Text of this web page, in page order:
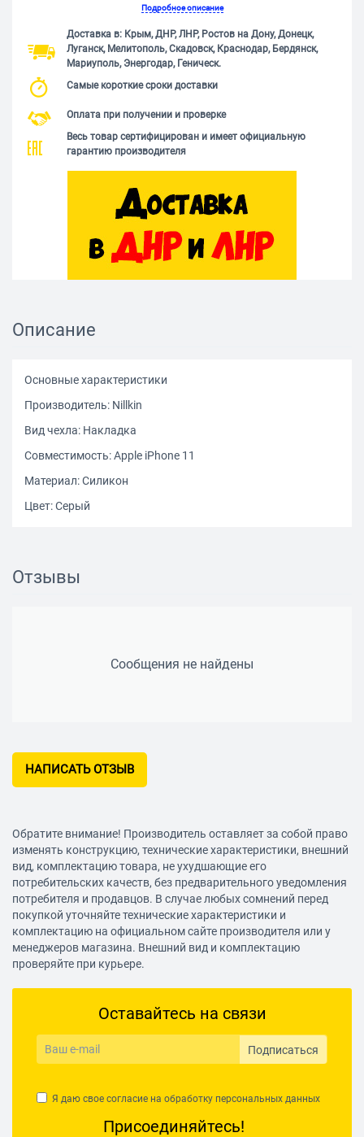
Подробное описание
Доставка в: Крым, ДНР, ЛНР, Ростов на Дону, Донецк,
Луганск, Мелитополь, Скадовск, Краснодар, Бердянск,
Мариуполь, Энергодар, Геническ.
Самые короткие сроки доставки
Оплата при получении и проверке
Весь товар сертифицирован и имеет официальную
гарантию производителя
Описание
Основные характеристики
Производитель: Nillkin
Вид чехла: Накладка
Совместимость: Apple iPhone 11
Материал: Силикон
Цвет: Серый
Отзывы
Сообщения не найдены
НАПИСАТЬ ОТЗЫВ
Обратите внимание! Производитель оставляет за собой право
изменять конструкцию, технические характеристики, внешний
вид, комплектацию товара, не ухудшающие его
потребительских качеств, без предварительного уведомления
потребителя и продавцов. В случае любых сомнений перед
покупкой уточняйте технические характеристики и
комплектацию на официальном сайте производителя или у
менеджеров магазина. Внешний вид и комплектацию
проверяйте при курьере.
Оставайтесь на связи
Подписаться
Я даю свое согласие на обработку персональных данных
Присоединяйтесь!